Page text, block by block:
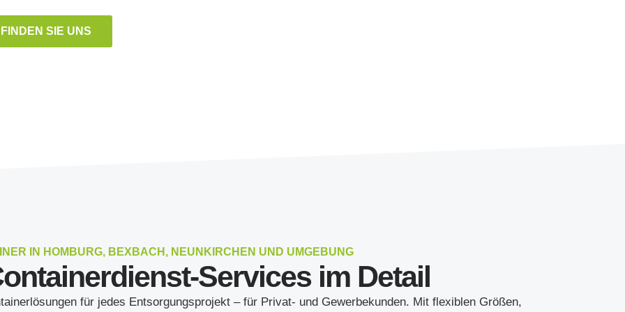
SIE UNS
IN HOMBURG, BEXBACH, NEUNKIRCHEN UND UMGEBUNG
Services im Detail
für jedes Entsorgungsprojekt – für Privat- und Gewerbekunden. Mit flexiblen Größen,